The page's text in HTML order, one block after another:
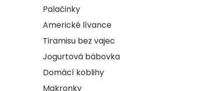
Palačinky
Americké lívance
Tiramisu bez vajec
Jogurtová bábovka
Domácí koblihy
Makronky